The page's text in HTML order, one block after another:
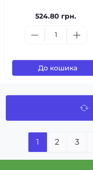
524.80 грн.
До кошика
1 2 3